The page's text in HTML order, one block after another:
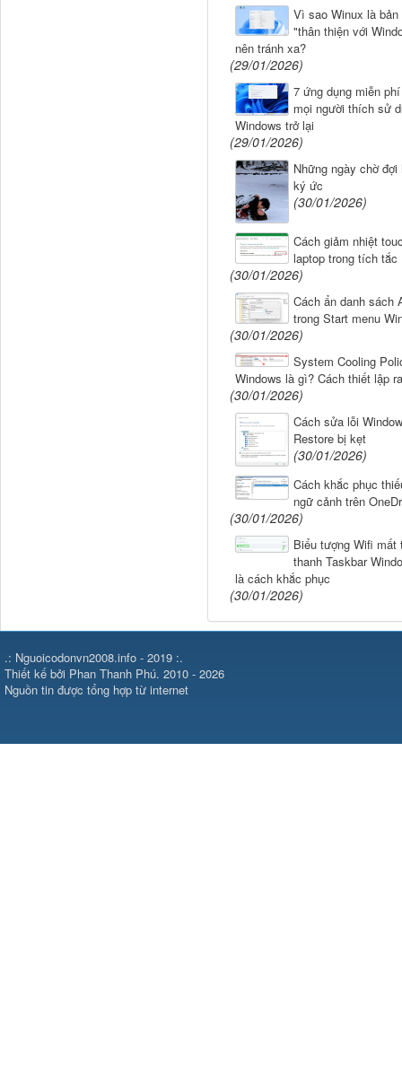
Vì sao Winux là bản
"thân thiện với
nên tránh xa?
(29/01/2026)
7 ứng dụng miễn
mọi người thích sử
Windows trở lại
(29/01/2026)
Những ngày chờ đợi
ký ức
(30/01/2026)
Cách giảm nhiệt
laptop trong tích tắc
(30/01/2026)
Cách ẩn danh sách
trong Start menu
(30/01/2026)
System Cooling
Windows là gì? Cách thiết lập
(30/01/2026)
Cách sửa lỗi
Restore bị kẹt
(30/01/2026)
Cách khắc phục
ngữ cảnh trên
(30/01/2026)
Biểu tượng Wifi mất
thanh Taskbar
là cách khắc phục
(30/01/2026)
.: Nguoicodonvn2008.info - 2019 :.
Thiết kế bởi Phan Thanh Phú. 2010 - 2026
Nguồn tin được tổng hợp từ internet